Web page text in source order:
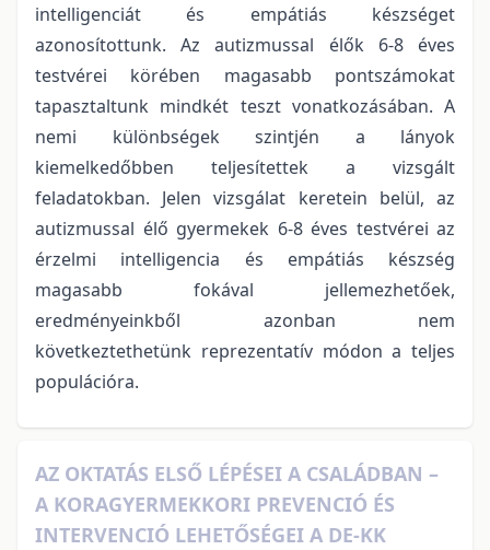
intelligenciát és empátiás készséget
azonosítottunk. Az autizmussal élők 6-8 éves
testvérei körében magasabb pontszámokat
tapasztaltunk mindkét teszt vonatkozásában. A
nemi különbségek szintjén a lányok
kiemelkedőbben teljesítettek a vizsgált
feladatokban. Jelen vizsgálat keretein belül, az
autizmussal élő gyermekek 6-8 éves testvérei az
érzelmi intelligencia és empátiás készség
magasabb fokával jellemezhetőek,
eredményeinkből azonban nem
következtethetünk reprezentatív módon a teljes
populációra.
AZ OKTATÁS ELSŐ LÉPÉSEI A CSALÁDBAN –
A KORAGYERMEKKORI PREVENCIÓ ÉS
INTERVENCIÓ LEHETŐSÉGEI A DE-KK